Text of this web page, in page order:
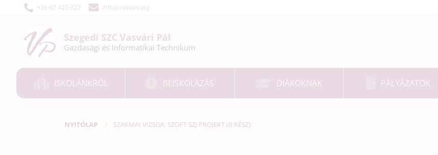
+36-62 425-322 info@vasvari.org
Szegedi SZC Vasvári Pál
Gazdasági és Informatikai Technikum
ISKOLÁNKRÓL BEISKOLÁZÁS DIÁKOKNAK PÁLYÁZATOK
NYITÓLAP SZAKMAI VIZSGA: SZOFT SZJ PROJEKT (B RÉSZ)